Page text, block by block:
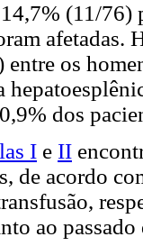
(11/76)
afetadas.
os
dos
I e II
de acordo
ao